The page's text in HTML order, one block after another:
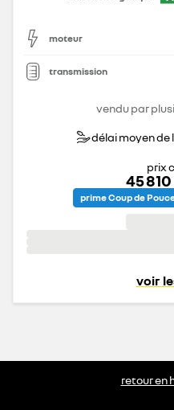
moteur
transmission
vendu par
délai moyen de
prix
45
prime Coup de
voir
retour en